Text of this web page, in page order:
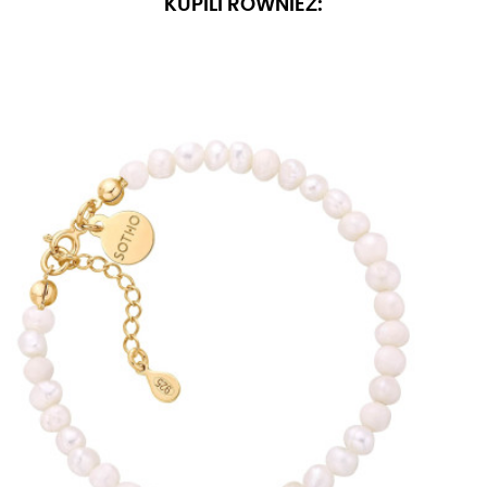
KUPILI RÓWNIEŻ: